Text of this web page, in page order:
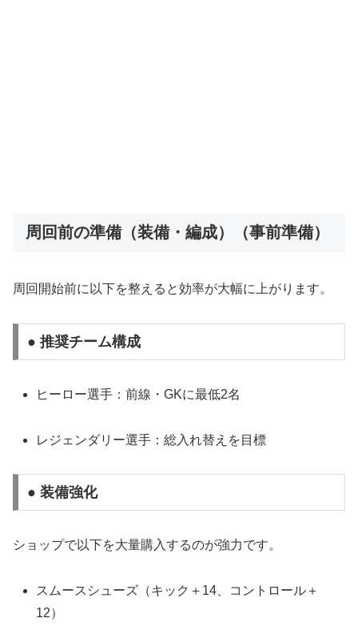
周回前の準備（装備・編成）（事前準備）
周回開始前に以下を整えると効率が大幅に上がります。
● 推奨チーム構成
ヒーロー選手：前線・GKに最低2名
レジェンダリー選手：総入れ替えを目標
● 装備強化
ショップで以下を大量購入するのが強力です。
スムースシューズ（キック＋14、コントロール＋
12）